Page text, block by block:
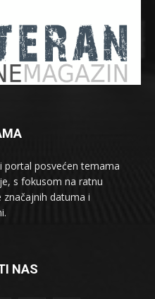
portal posvećen temama
s fokusom na ratnu
datuma i
NAS